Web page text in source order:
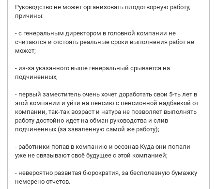
Руководство не может организовать плодотворную работу,
причины:
- с генеральным директором в головной компании не
считаются и отстоять реальные сроки выполнения работ не
может;
- из-за указанного выше генеральный срывается на
подчиненных;
- первый заместитель очень хочет доработать свои 5-ть лет в
этой компании и уйти на пенсию с пенсионной надбавкой от
компании, так-так возраст и натура не позволяет выполнять
работу достойно идет на обман руководства и слив
подчиненных (за заваленную самой же работу);
- работники попав в компанию и осознав Куда они попали
уже не связывают своё будущее с этой компанией;
- невероятно развитая бюрократия, за бесполезную бумажку
немерено отчетов.